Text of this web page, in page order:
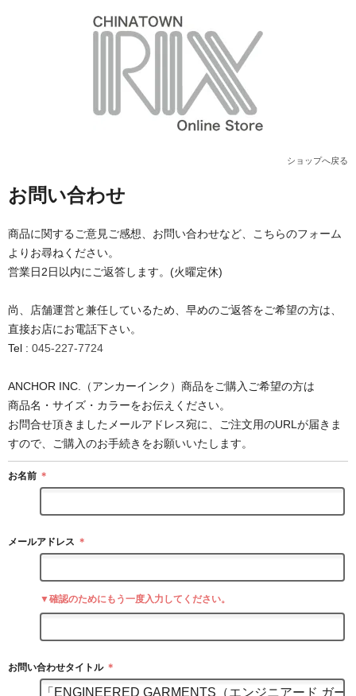
ショップへ戻る
お問い合わせ
商品に関するご意見ご感想、お問い合わせなど、こちらのフォーム
よりお尋ねください。
営業日2日以内にご返答します。(火曜定休)
尚、店舗運営と兼任しているため、早めのご返答をご希望の方は、
直接お店にお電話下さい。
Tel : 045-227-7724
ANCHOR INC.（アンカーインク）商品をご購入ご希望の方は
商品名・サイズ・カラーをお伝えください。
お問合せ頂きましたメールアドレス宛に、ご注文用のURLが届きま
すので、ご購入のお手続きをお願いいたします。
お名前 ＊
メールアドレス ＊
▼確認のためにもう一度入力してください。
お問い合わせタイトル ＊